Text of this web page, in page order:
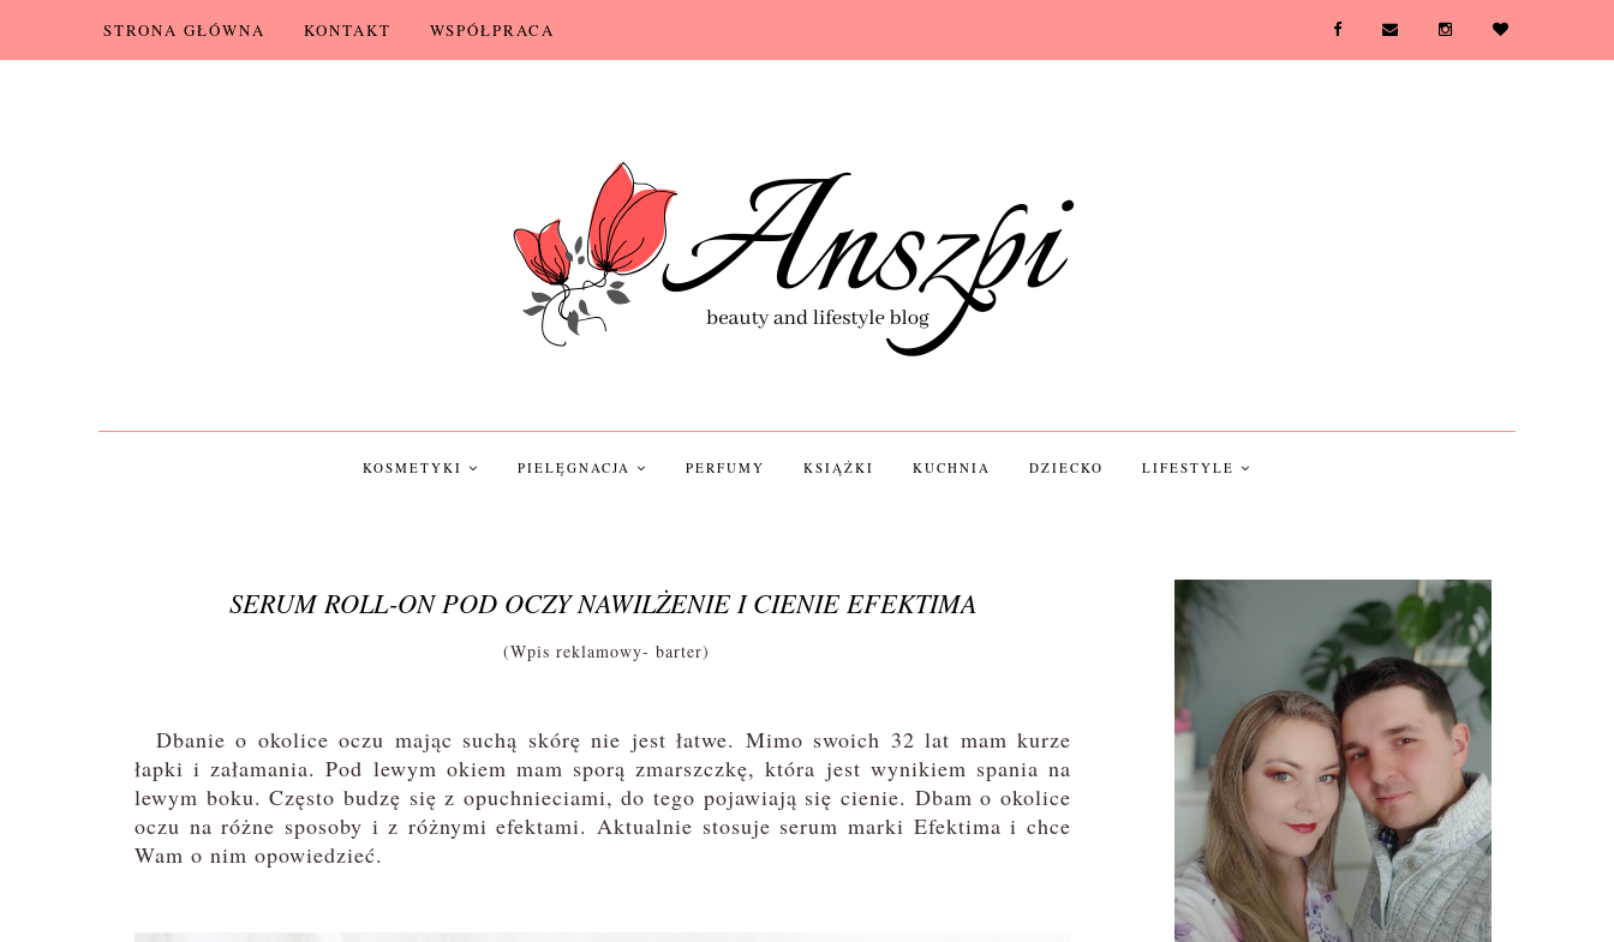
STRONA GŁÓWNA KONTAKT WSPÓŁPRACA
KOSMETYKI PIELĘGNACJA PERFUMY KSIĄŻKI KUCHNIA DZIECKO LIFESTYLE
SERUM ROLL-ON POD OCZY NAWILŻENIE I CIENIE EFEKTIMA
(Wpis reklamowy- barter)
Dbanie o okolice oczu mając suchą skórę nie jest łatwe. Mimo swoich 32 lat mam kurze
łapki i załamania. Pod lewym okiem mam sporą zmarszczkę, która jest wynikiem spania na
lewym boku. Często budzę się z opuchnieciami, do tego pojawiają się cienie. Dbam o okolice
oczu na różne sposoby i z różnymi efektami. Aktualnie stosuje serum marki Efektima i chce
Wam o nim opowiedzieć.